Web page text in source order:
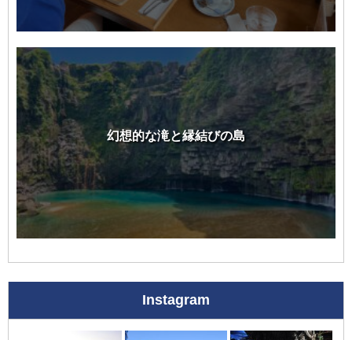
幻想的な滝と縁結びの島
Instagram